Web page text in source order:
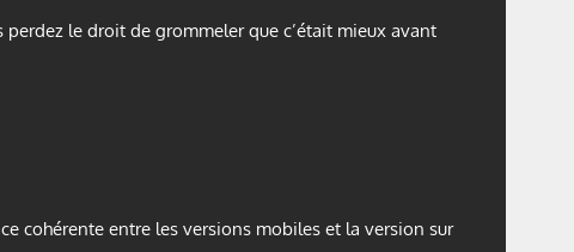
le droit de grommeler que c’était mieux avant
cohérente entre les versions mobiles et la version sur